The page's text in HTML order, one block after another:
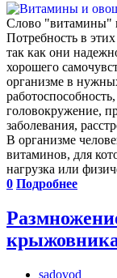
Слово "витамины"
Потребность в
так как они
хорошего
организме в
головокружение,
заболевания,
В организме
витаминов, для
нагрузка или
0 Подробнее
sadovod